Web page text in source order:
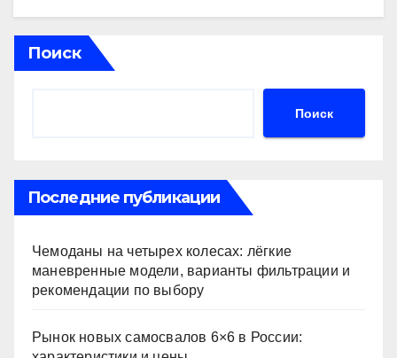
at
s
A
e
gr
a
er
n
ki
р
ть
Поиск
Поиск
Последние публикации
Чемоданы на четырех колесах: лёгкие
маневренные модели, варианты фильтрации и
рекомендации по выбору
Рынок новых самосвалов 6×6 в России: